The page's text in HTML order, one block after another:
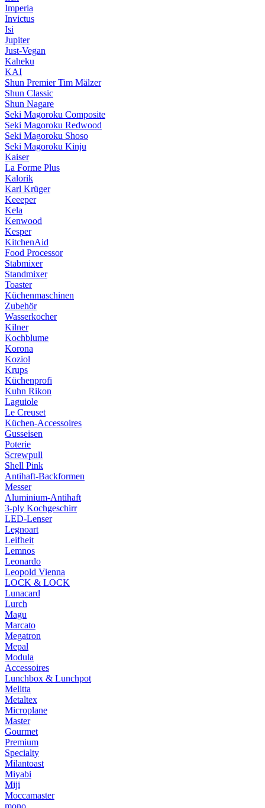
Imperia
Invictus
Isi
Jupiter
Just-Vegan
Kaheku
KAI
Shun Premier Tim Mälzer
Shun Classic
Shun Nagare
Seki Magoroku Composite
Seki Magoroku Redwood
Seki Magoroku Shoso
Seki Magoroku Kinju
Kaiser
La Forme Plus
Kalorik
Karl Krüger
Keeeper
Kela
Kenwood
Kesper
KitchenAid
Food Processor
Stabmixer
Standmixer
Toaster
Küchenmaschinen
Zubehör
Wasserkocher
Kilner
Kochblume
Korona
Koziol
Krups
Küchenprofi
Kuhn Rikon
Laguiole
Le Creuset
Küchen-Accessoires
Gusseisen
Poterie
Screwpull
Shell Pink
Antihaft-Backformen
Messer
Aluminium-Antihaft
3-ply Kochgeschirr
LED-Lenser
Legnoart
Leifheit
Lemnos
Leonardo
Leopold Vienna
LOCK & LOCK
Lunacard
Lurch
Magu
Marcato
Megatron
Mepal
Modula
Accessoires
Lunchbox & Lunchpot
Melitta
Metaltex
Microplane
Master
Gourmet
Premium
Specialty
Milantoast
Miyabi
Miji
Moccamaster
mono